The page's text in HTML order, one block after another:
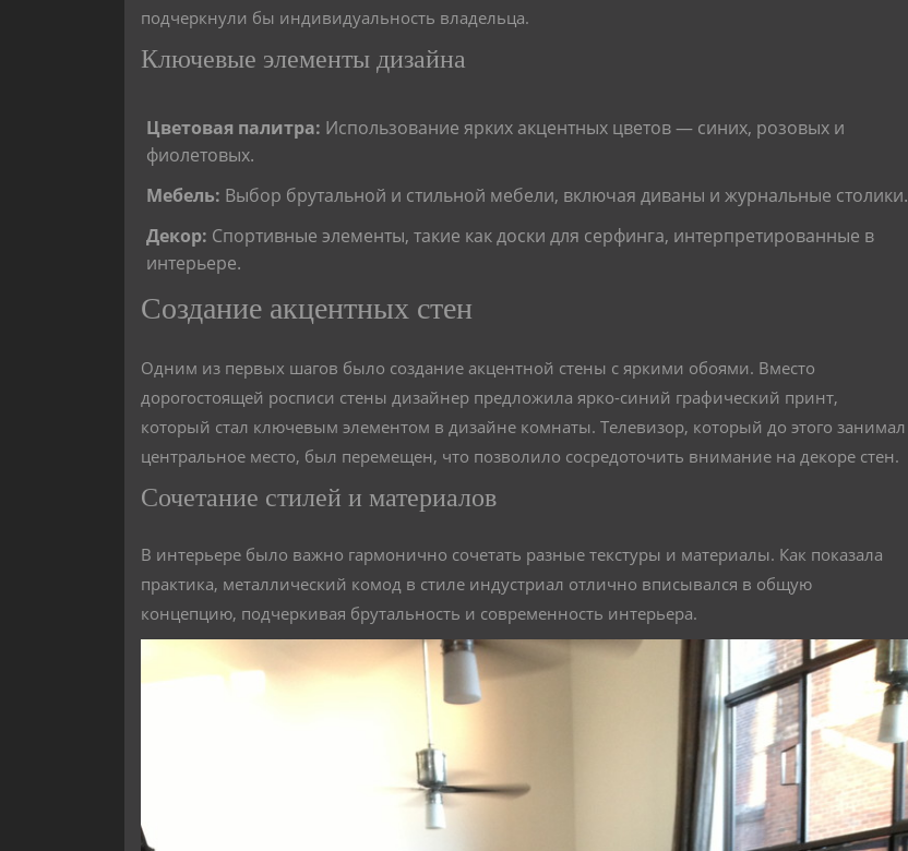
подчеркнули бы индивидуальность владельца.
Ключевые элементы дизайна
Цветовая палитра: Использование ярких акцентных цветов — синих, розовых и
фиолетовых.
Мебель: Выбор брутальной и стильной мебели, включая диваны и журнальные столики.
Декор: Спортивные элементы, такие как доски для серфинга, интерпретированные в
интерьере.
Создание акцентных стен
Одним из первых шагов было создание акцентной стены с яркими обоями. Вместо
дорогостоящей росписи стены дизайнер предложила ярко-синий графический принт,
который стал ключевым элементом в дизайне комнаты. Телевизор, который до этого занимал
центральное место, был перемещен, что позволило сосредоточить внимание на декоре стен.
Сочетание стилей и материалов
В интерьере было важно гармонично сочетать разные текстуры и материалы. Как показала
практика, металлический комод в стиле индустриал отлично вписывался в общую
концепцию, подчеркивая брутальность и современность интерьера.